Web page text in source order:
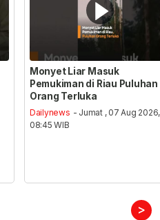
Monyet Liar Masuk
Pemukiman di Riau Puluhan
Orang Terluka
Dailynews - Jumat , 07 Aug 2026,
08:45 WIB
>